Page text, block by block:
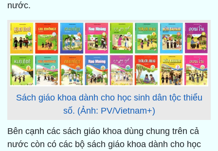
nước.
Sách giáo khoa dành cho học sinh dân tộc thiểu
số. (Ảnh: PV/Vietnam+)
Bên cạnh các sách giáo khoa dùng chung trên cả
nước còn có các bộ sách giáo khoa dành cho học